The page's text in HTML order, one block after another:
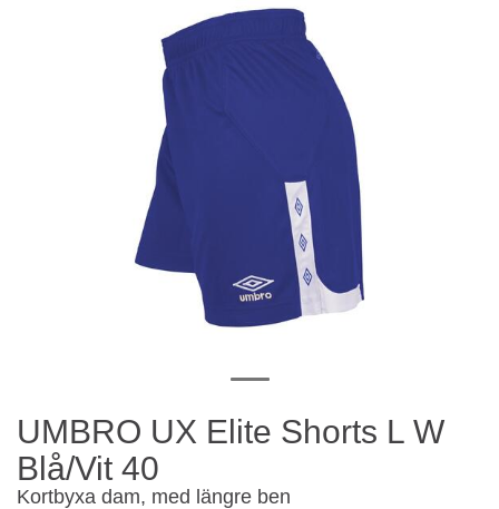
UMBRO UX Elite Shorts L W
Blå/Vit 40
Kortbyxa dam, med längre ben